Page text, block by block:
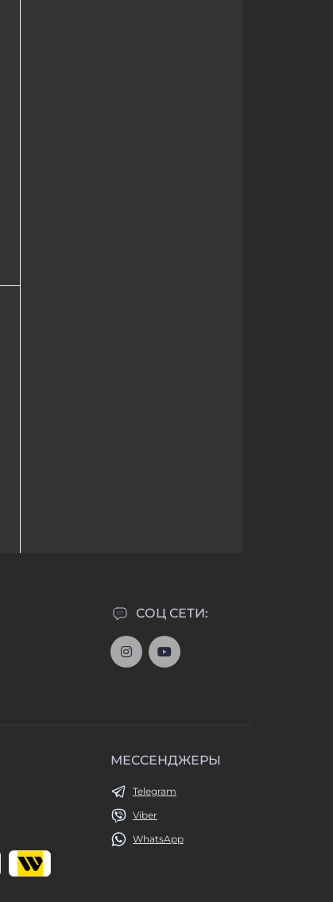
СОЦ СЕТИ:
МЕССЕНДЖЕРЫ
Telegram
Viber
WhatsApp